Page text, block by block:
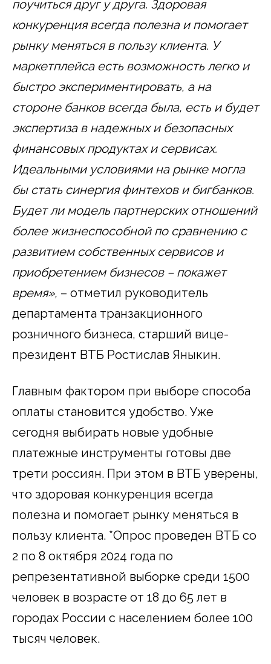
поучиться друг у друга. Здоровая
конкуренция всегда полезна и помогает
рынку меняться в пользу клиента. У
маркетплейса есть возможность легко и
быстро экспериментировать, а на
стороне банков всегда была, есть и будет
экспертиза в надежных и безопасных
финансовых продуктах и сервисах.
Идеальными условиями на рынке могла
бы стать синергия финтехов и бигбанков.
Будет ли модель партнерских отношений
более жизнеспособной по сравнению с
развитием собственных сервисов и
приобретением бизнесов – покажет
время», – отметил руководитель
департамента транзакционного
розничного бизнеса, старший вице-
президент ВТБ Ростислав Яныкин.
Главным фактором при выборе способа
оплаты становится удобство. Уже
сегодня выбирать новые удобные
платежные инструменты готовы две
трети россиян. При этом в ВТБ уверены,
что здоровая конкуренция всегда
полезна и помогает рынку меняться в
пользу клиента. *Опрос проведен ВТБ со
2 по 8 октября 2024 года по
репрезентативной выборке среди 1500
человек в возрасте от 18 до 65 лет в
городах России с населением более 100
тысяч человек.